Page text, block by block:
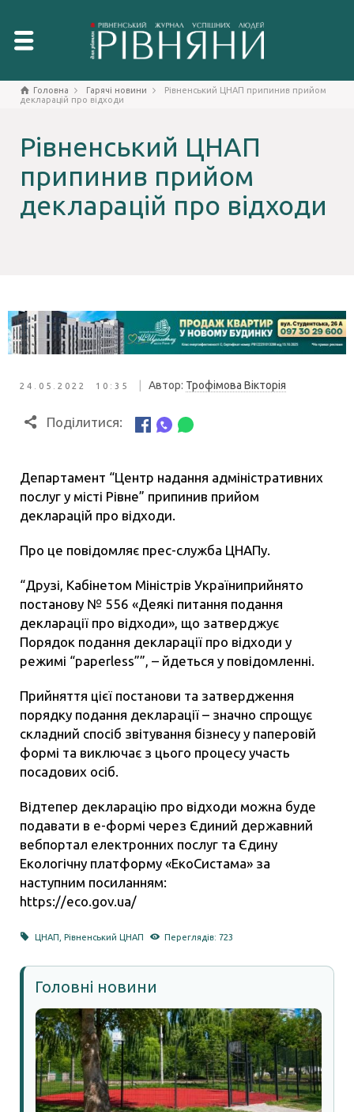
Головна Гарячі новини
​​Рівненський ЦНАП припинив прийом
декларацій про відходи
​​Рівненський ЦНАП
припинив прийом
декларацій про відходи
24.05.2022 10:35 Автор: Трофімова Вікторія
Поділитися:
Департамент “Центр надання адміністративних
послуг у місті Рівне” припинив прийом
декларацій про відходи.
Про це повідомляє прес-служба ЦНАПу.
“Друзі, Кабінетом Міністрів Україниприйнято
постанову № 556 «Деякі питання подання
декларації про відходи», що затверджує
Порядок подання декларації про відходи у
режимі “paperless””, – йдеться у повідомленні.
Прийняття цієї постанови та затвердження
порядку подання декларації – значно спрощує
складний спосіб звітування бізнесу у паперовій
формі та виключає з цього процесу участь
посадових осіб.
Відтепер декларацію про відходи можна буде
подавати в е-формі через Єдиний державний
вебпортал електронних послуг та Єдину
Екологічну платформу «ЕкоСистама» за
наступним посиланням:
https://eco.gov.ua/
ЦНАП ,Рівненський ЦНАП Переглядів: 723
Головні новини